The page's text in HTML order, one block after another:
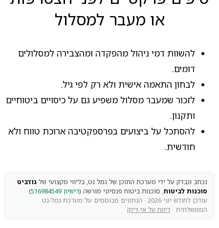
או מעבר למסלול
להשוות דמי ניהול מהפקדה ומהצבירה למסלולים
דומים.
לבחון התאמה אישית ולא רק לפי גיל.
לזכור שמעבר מסלול משפיע גם על כיסויים ביטוחיים
ותקנון.
להסתכל על ביצועים בפרספקטיבה ארוכת טווח ולא
חודשית.
נכתב ונבדק על ידי מערכת התוכן של גמל נט, בליווי מקצועי של גודביט
סוכנות לביטוח, סוכנות ביטוח פנסיוני מורשה (רישיון 516984549
)
עודכן לחודש יוני 2026 · הנתונים מבוססים על מערכת גמל-נט
הממשלתית · דיווח על אי-דיוק